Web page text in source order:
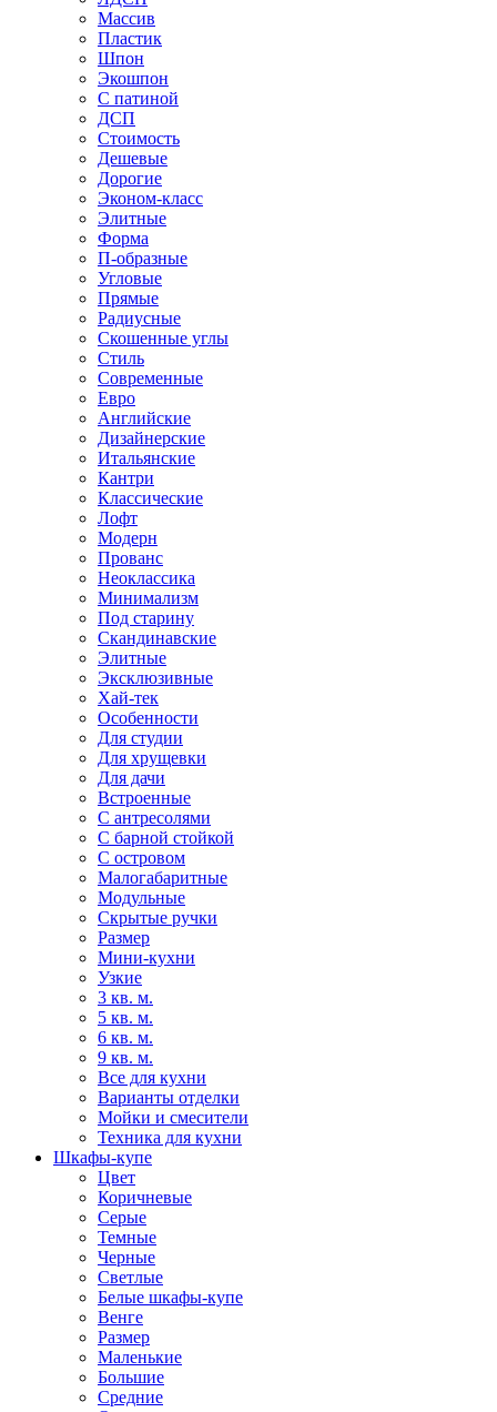
Массив
Пластик
Шпон
Экошпон
С патиной
ДСП
Стоимость
Дешевые
Дорогие
Эконом-класс
Элитные
Форма
П-образные
Угловые
Прямые
Радиусные
Скошенные углы
Стиль
Современные
Евро
Английские
Дизайнерские
Итальянские
Кантри
Классические
Лофт
Модерн
Прованс
Неоклассика
Минимализм
Под старину
Скандинавские
Элитные
Эксклюзивные
Хай-тек
Особенности
Для студии
Для хрущевки
Для дачи
Встроенные
С антресолями
С барной стойкой
С островом
Малогабаритные
Модульные
Скрытые ручки
Размер
Мини-кухни
Узкие
3 кв. м.
5 кв. м.
6 кв. м.
9 кв. м.
Все для кухни
Варианты отделки
Мойки и смесители
Техника для кухни
Шкафы-купе
Цвет
Коричневые
Серые
Темные
Черные
Светлые
Белые шкафы-купе
Венге
Размер
Маленькие
Большие
Средние